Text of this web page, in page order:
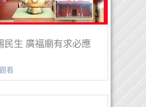
民生 廣福廟有求必應
看